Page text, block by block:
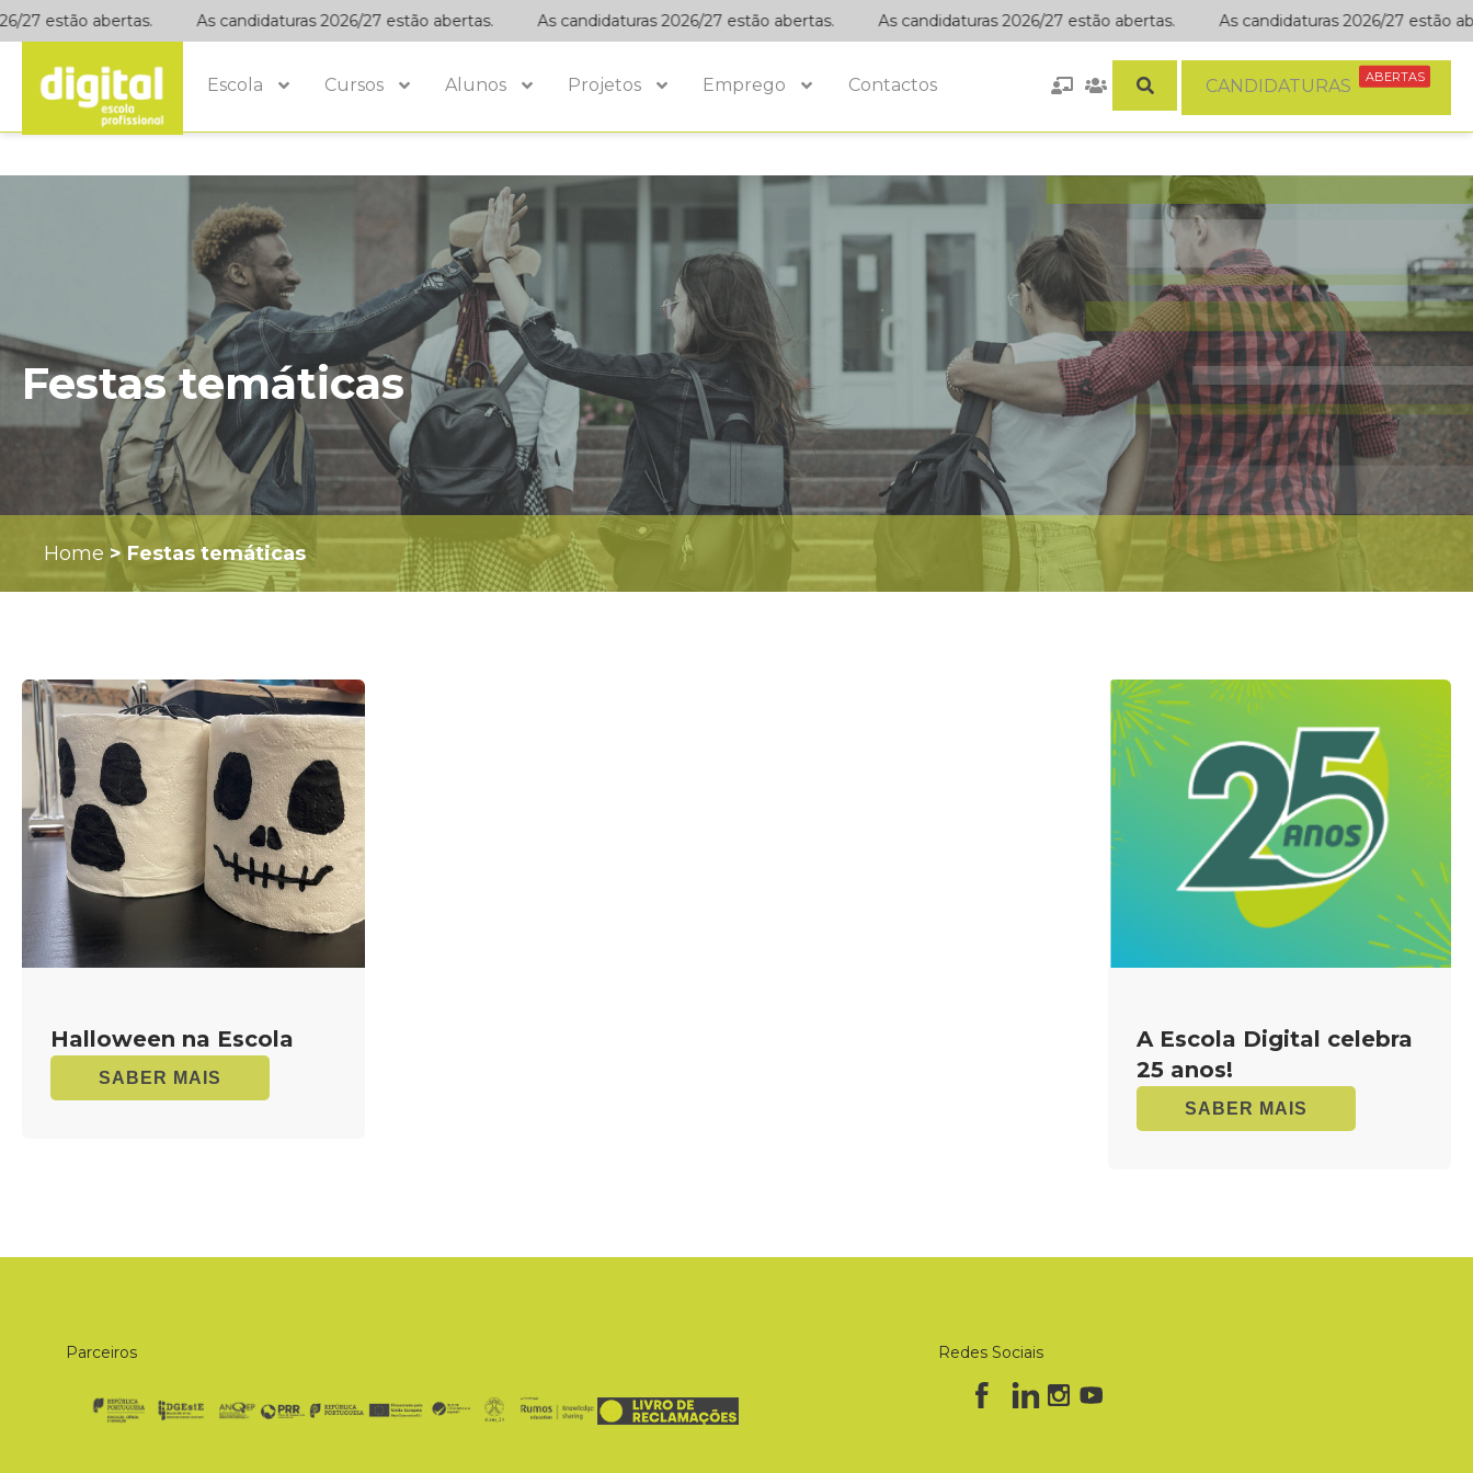
estão abertas. As candidaturas 2026/27 estão abertas. As candidaturas 2026/27 estão abertas. As candidaturas 2026/27 estão abertas. As candidaturas 2026/27 estão
Escola Cursos Alunos Projetos Emprego Contactos CANDIDATURAS ABERTAS
Home > Festas temáticas
Festas temáticas
Halloween na Escola
SABER MAIS
A Escola Digital celebra
25 anos!
SABER MAIS
Parceiros Redes Sociais